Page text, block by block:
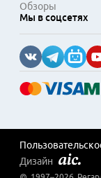
Обзоры
Мы в соцсетях
Дизайн